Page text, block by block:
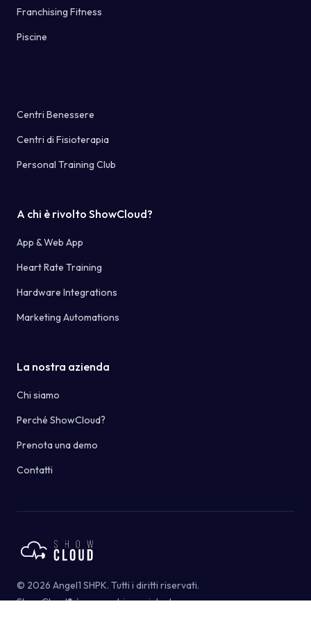
Franchising Fitness
Piscine
Centri Benessere
Centri di Fisioterapia
Personal Training Club
A chi è rivolto ShowCloud?
App & Web App
Heart Rate Training
Hardware Integrations
Marketing Automations
La nostra azienda
Chi siamo
Perché ShowCloud?
Prenota una demo
Contatti
© 2026 Angel1 SHPK. Tutti i diritti riservati.
ShowCloud®è un marchio registrato.